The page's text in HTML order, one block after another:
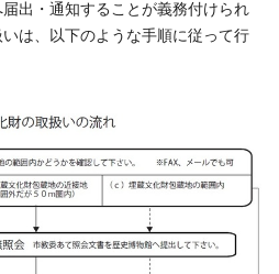
出・通知することが義務付けられ
は、以下のような手順に従って行